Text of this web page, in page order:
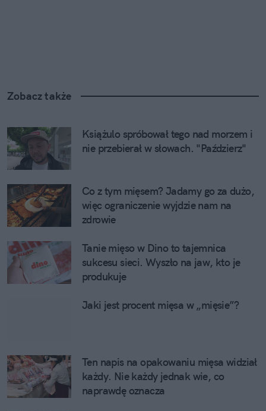
Zobacz także
Książulo spróbował tego nad morzem i
nie przebierał w słowach. "Paździerz"
Co z tym mięsem? Jadamy go za dużo,
więc ograniczenie wyjdzie nam na
zdrowie
Tanie mięso w Dino to tajemnica
sukcesu sieci. Wyszło na jaw, kto je
produkuje
Jaki jest procent mięsa w „mięsie”?
Ten napis na opakowaniu mięsa widział
każdy. Nie każdy jednak wie, co
naprawdę oznacza